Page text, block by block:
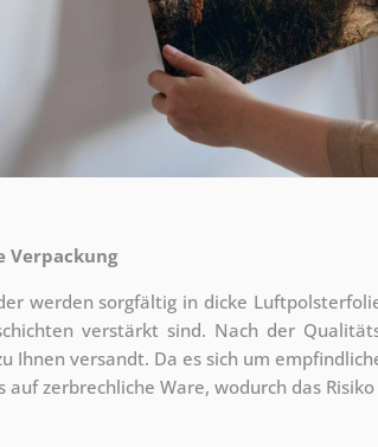
Verpackung
werden sorgfältig in dicke
verstärkt sind. Nach der
Ihnen versandt. Da es sich um
auf zerbrechliche Ware, wodurch das